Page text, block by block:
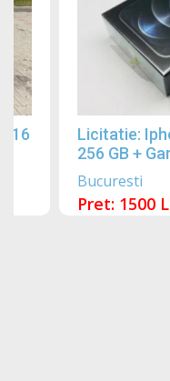
Licitatie:
256 GB +
Bucuresti
Pret: 1500